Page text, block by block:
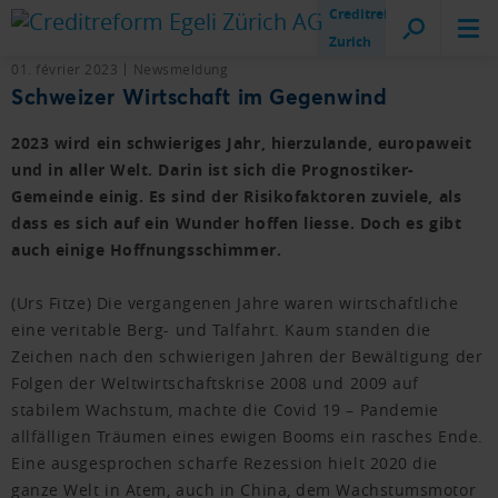
Creditreform
Zurich
01. février 2023 Newsmeldung
Schweizer Wirtschaft im Gegenwind
2023 wird ein schwieriges Jahr, hierzulande, europaweit
und in aller Welt. Darin ist sich die Prognostiker-
Gemeinde einig. Es sind der Risikofaktoren zuviele, als
dass es sich auf ein Wunder hoffen liesse. Doch es gibt
auch einige Hoffnungsschimmer.
(Urs Fitze) Die vergangenen Jahre waren wirtschaftliche
eine veritable Berg- und Talfahrt. Kaum standen die
Zeichen nach den schwierigen Jahren der Bewältigung der
Folgen der Weltwirtschaftskrise 2008 und 2009 auf
stabilem Wachstum, machte die Covid 19 – Pandemie
allfälligen Träumen eines ewigen Booms ein rasches Ende.
Eine ausgesprochen scharfe Rezession hielt 2020 die
ganze Welt in Atem, auch in China, dem Wachstumsmotor